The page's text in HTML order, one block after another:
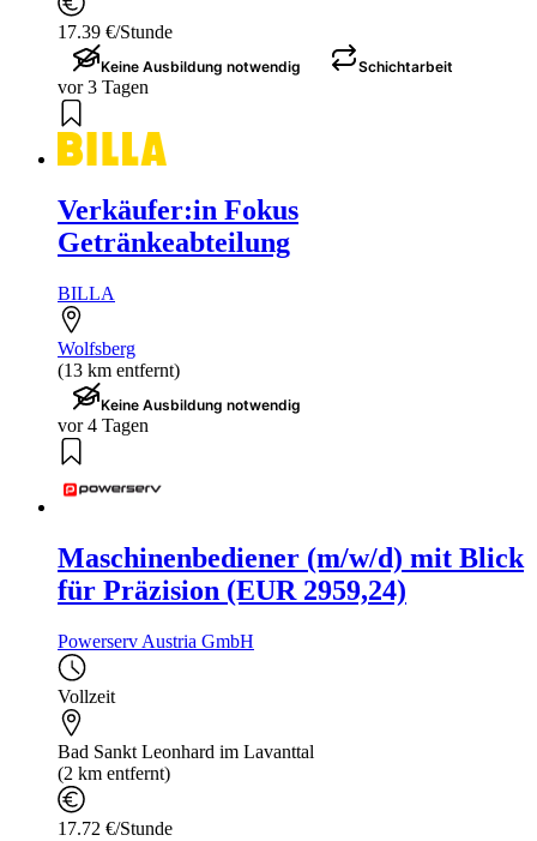
17.39 €/Stunde
Keine Ausbildung notwendig Schichtarbeit
vor 3 Tagen
Verkäufer:in Fokus
Getränkeabteilung
BILLA
Wolfsberg
(13 km entfernt)
Keine Ausbildung notwendig
vor 4 Tagen
Maschinenbediener (m/w/d) mit Blick
für Präzision (EUR 2959,24)
Powerserv Austria GmbH
Vollzeit
Bad Sankt Leonhard im Lavanttal
(2 km entfernt)
17.72 €/Stunde